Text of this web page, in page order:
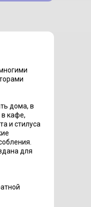
дома, в
кафе,
и стилуса
для